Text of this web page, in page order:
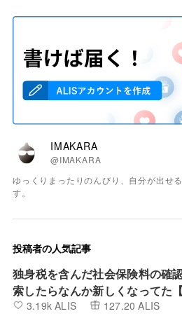
IMAKARA
@IMAKARA
ゆっくりまったりのんびり、自分が出せ
す。
投稿者の人気記事
独身税を含んだ社会保険料の確
索したらなんか新しくなってた
ぽ】3.19k ALIS 127.20 ALIS